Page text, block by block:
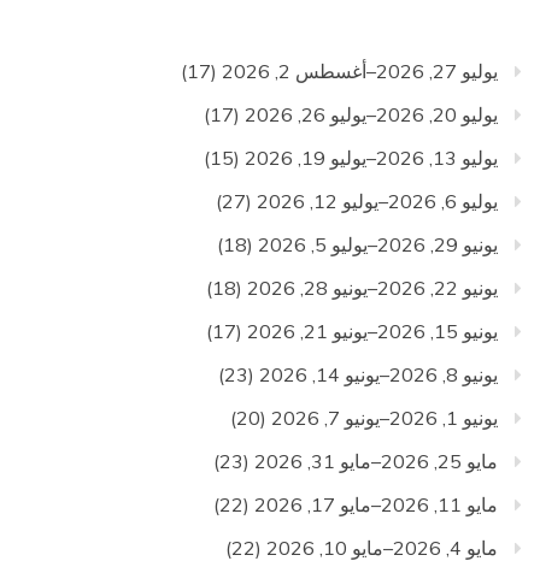
يوليو 27, 2026–أغسطس 2, 2026
(17)
يوليو 20, 2026–يوليو 26, 2026
(17)
يوليو 13, 2026–يوليو 19, 2026
(15)
يوليو 6, 2026–يوليو 12, 2026
(27)
يونيو 29, 2026–يوليو 5, 2026
(18)
يونيو 22, 2026–يونيو 28, 2026
(18)
يونيو 15, 2026–يونيو 21, 2026
(17)
يونيو 8, 2026–يونيو 14, 2026
(23)
يونيو 1, 2026–يونيو 7, 2026
(20)
مايو 25, 2026–مايو 31, 2026
(23)
مايو 11, 2026–مايو 17, 2026
(22)
مايو 4, 2026–مايو 10, 2026
(22)